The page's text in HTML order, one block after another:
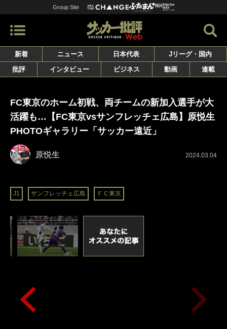
Group Site
新着 ニュース 日本代表
Jリーグ・国内
批評
インタビュー ビジネス 動画 連載
FC東京のホーム初戦、両チームの新加入選手が大
活躍も…【FC東京vsサンフレッチェ広島】原悦生
PHOTOギャラリー「サッカー遠近」
原悦生 2024.03.04
J1 サンフレッチェ広島 ＦＣ東京